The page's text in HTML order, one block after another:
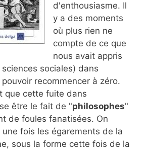
d'enthousiasme. Il
y a des moments
où plus rien ne
compte de ce que
nous avait appris
sociales) dans
recommencer à zéro.
que cette fuite dans
être le fait de "philosophes"
de foules fanatisées. On
fois les égarements de la
sous la forme cette fois de la